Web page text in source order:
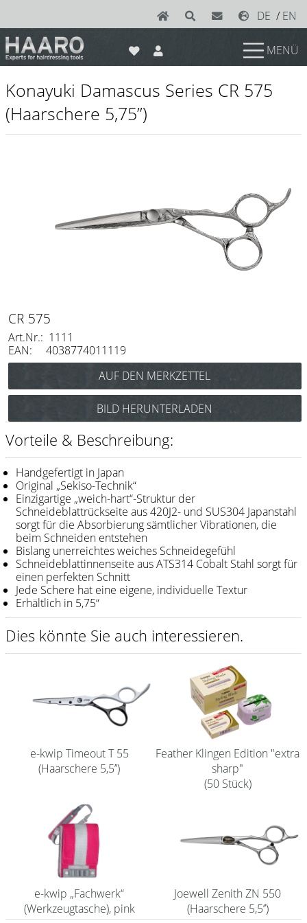
DE / EN
MENÜ
Scheren
Joewell
Messer / Klingen
Feather
e-kwip
Kämme
Y.S. Park
Fejic
e-kwip
Bürsten
Y.S. Park
Werkzeugtaschen
e-kwip
Joewell
Shampoo
Service
Schleifservice
Produktwissen Scheren
Kontakt
Konayuki Damascus Series CR 575
(Haarschere 5,75’’)
CR 575
Art.Nr.: 1111
EAN: 4038774011119
BILD HERUNTERLADEN
Vorteile & Beschreibung:
Handgefertigt in Japan
Original „Sekiso-Technik“
Einzigartige „weich-hart“-Struktur der
Schneideblattrückseite aus 420J2- und SUS304 Japanstahl
sorgt für die Absorbierung sämtlicher Vibrationen, die
beim Schneiden entstehen
Bislang unerreichtes weiches Schneidegefühl
Schneideblattinnenseite aus ATS314 Cobalt Stahl sorgt für
einen perfekten Schnitt
Jede Schere hat eine eigene, individuelle Textur
Erhältlich in 5,75“
Dies könnte Sie auch interessieren.
e-kwip Timeout T 55
(Haarschere 5,5’’)
Feather Klingen Edition "extra
sharp"
(50 Stück)
e-kwip „Fachwerk“
(Werkzeugtasche), pink
Joewell Zenith ZN 550
(Haarschere 5,5’’)